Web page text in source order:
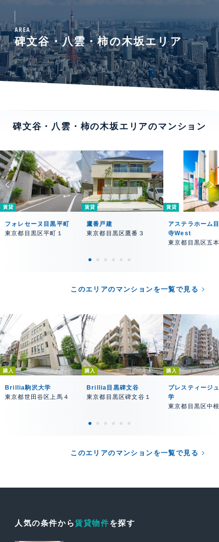
AREA
碑文谷・八雲・柿の木坂エリア
碑文谷・八雲・柿の木坂エリアのマンション
賃貸
フォレセーヌ目黒平町
東京都目黒区平町１
賃貸
鷹番戸建
東京都目黒区鷹番３
賃貸
アステラホーム
寺West
東京都目黒区五
このエリアのマンションを一覧で見る
購入
Brillia駒沢大学
東京都世田谷区上馬４
購入
Brillia目黒碑文谷
東京都目黒区碑文谷１
購入
プレスティージ
学
東京都目黒区中
このエリアのマンションを一覧で見る
人気の条件から賃貸物件を探す